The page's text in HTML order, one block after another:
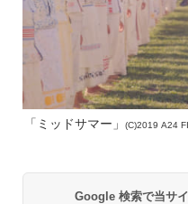
「ミッドサマー」 (C)2019 A24
Google 検索で当サ